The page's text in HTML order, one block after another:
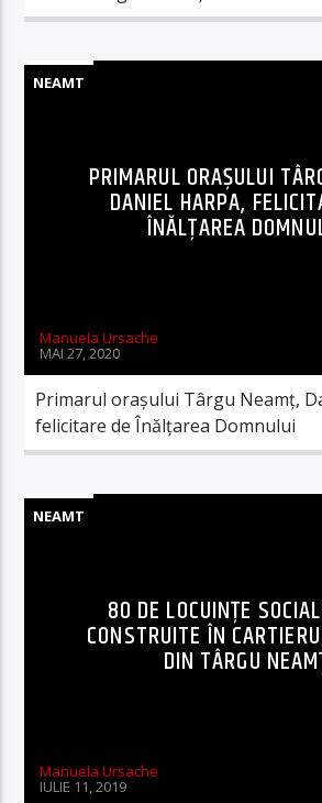
NEAMT
PRIMARUL ORAȘULUI
DANIEL HARPA,
ÎNĂLȚAREA
Manuela Ursache
MAI 27, 2020
Primarul orașului Târgu Neamț,
felicitare de Înălțarea Domnului
NEAMT
80 DE LOCUINȚE
CONSTRUITE ÎN
DIN TÂRGU
Manuela Ursache
IULIE 11, 2019